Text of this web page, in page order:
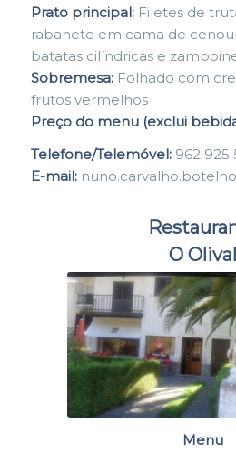
Prato principal:Filetes de
rabanete em cama de
batatas cilíndricas e
Sobremesa:Folhado com
frutos vermelhos
Preço do menu (exclui
Telefone/Telemóvel:962 925
E-mail:
O Olival
Menu